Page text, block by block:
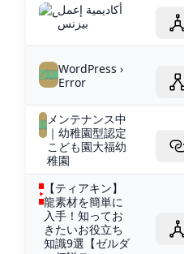
أكاديمية إعمل
بيزنس
WordPress ›
Error
メンテナンス中
｜幼稚園型認定
こども園大福幼
稚園
【ティアキン】
龍素材を簡単に
入手！知ってお
きたいお役立ち
知識9選【ゼルダ